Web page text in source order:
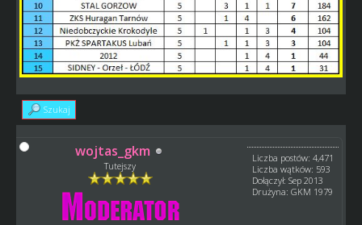
Szukaj
wojtas_gkm
Tutejszy
Liczba postów: 4,471
Liczba wątków: 593
Dołączył: Sep 2013
Drużyna: GKM 1979